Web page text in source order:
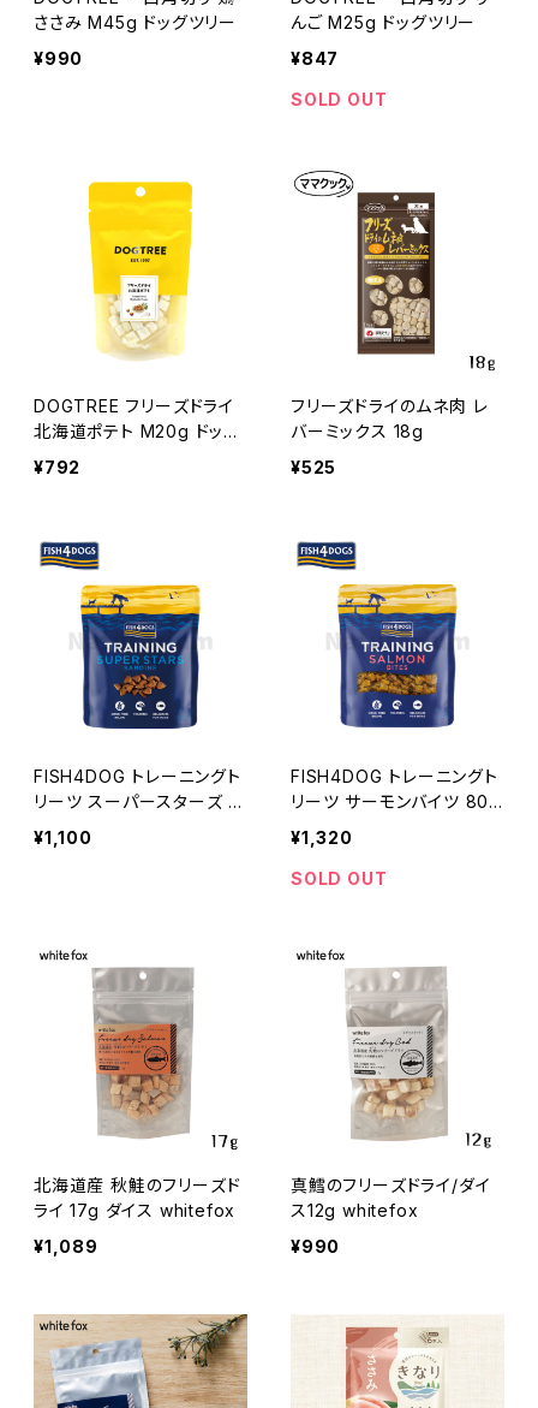
ささみ M45g ドッグツリー
¥990
んご M25g ドッグツリー
¥847
SOLD OUT
DOGTREE フリーズドライ
北海道ポテト M20g ドッグ
ツリー
¥792
フリーズドライのムネ肉 レ
バーミックス 18g
¥525
FISH4DOG トレーニングト
リーツ スーパースターズ 15
0g フィッシュ4ドッグ
¥1,100
FISH4DOG トレーニングト
リーツ サーモンバイツ 80g
フィッシュ4ドッグ
¥1,320
SOLD OUT
北海道産 秋鮭のフリーズド
ライ 17g ダイス whitefox
¥1,089
真鱈のフリーズドライ/ダイ
ス12g whitefox
¥990